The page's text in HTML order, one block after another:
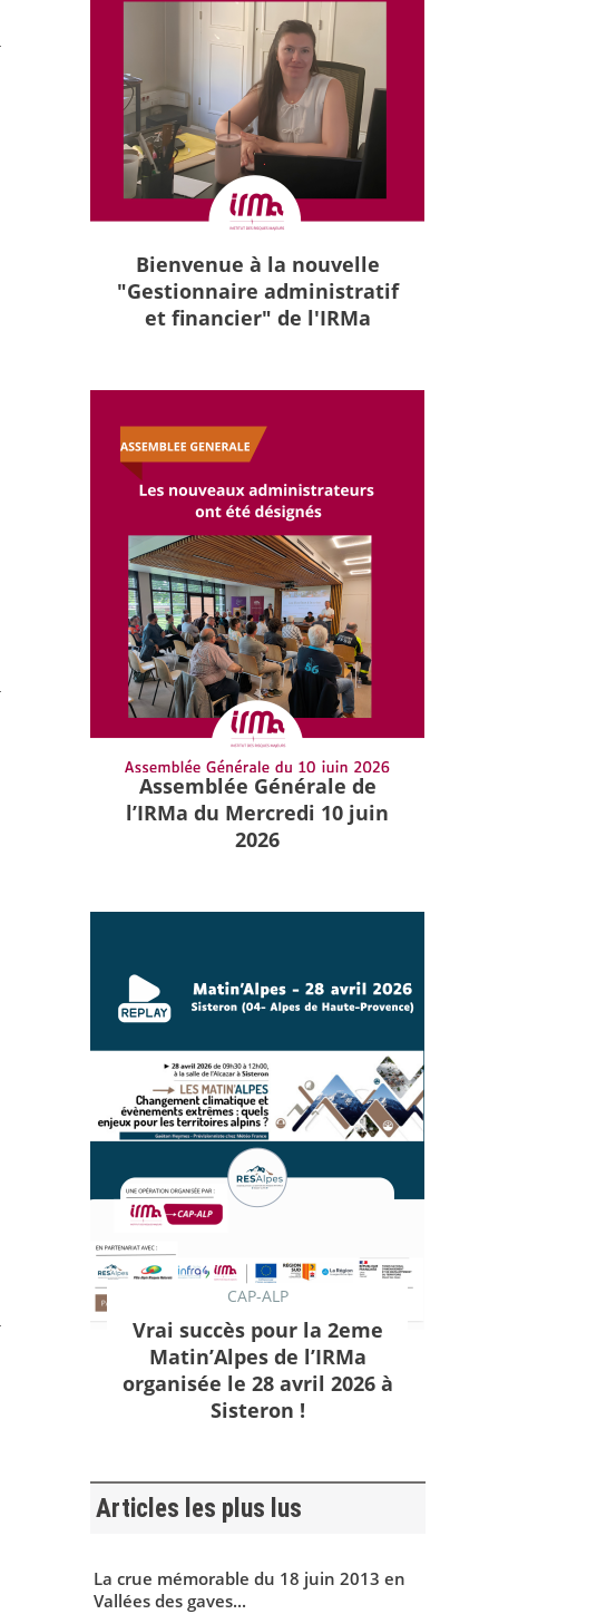
Bienvenue à la nouvelle
"Gestionnaire administratif
et financier" de l'IRMa
Assemblée Générale de
l’IRMa du Mercredi 10 juin
2026
CAP-ALP
Vrai succès pour la 2eme
Matin’Alpes de l’IRMa
organisée le 28 avril 2026 à
Sisteron !
Articles les plus lus
La crue mémorable du 18 juin 2013 en
Vallées des gaves...